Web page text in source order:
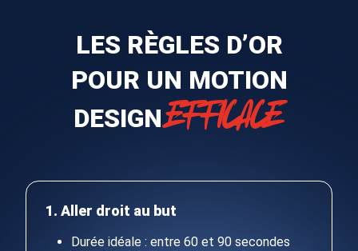
LES RÈGLES D’OR
POUR UN MOTION
DESIGNEFFICACE
1. Aller droit au but
Durée idéale : entre 60 et 90 secondes